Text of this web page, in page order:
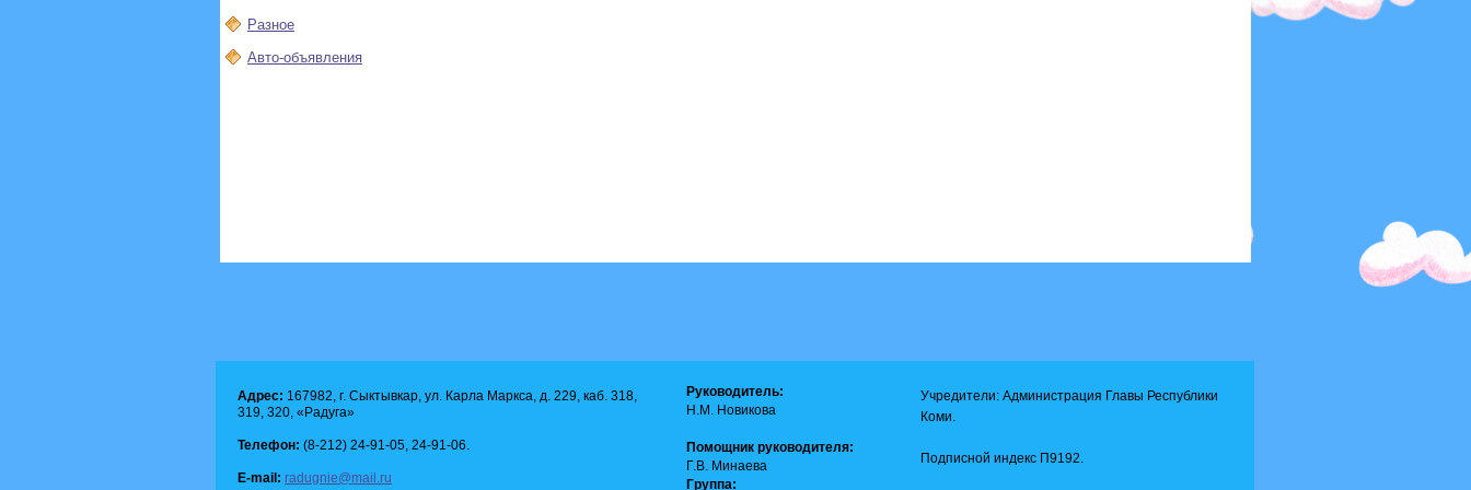
Разное
Авто-объявления
Адрес: 167982, г. Сыктывкар, ул. Карла Маркса, д. 229, каб. 318,
319, 320, «Радуга»
Телефон: (8-212) 24-91-05, 24-91-06.
E-mail: radugnie@mail.ru
Руководитель:
Н.М. Новикова
Помощник руководителя:
Г.В. Минаева
Группа:
Учредители: Администрация Главы Республики
Коми.
Подписной индекс П9192.